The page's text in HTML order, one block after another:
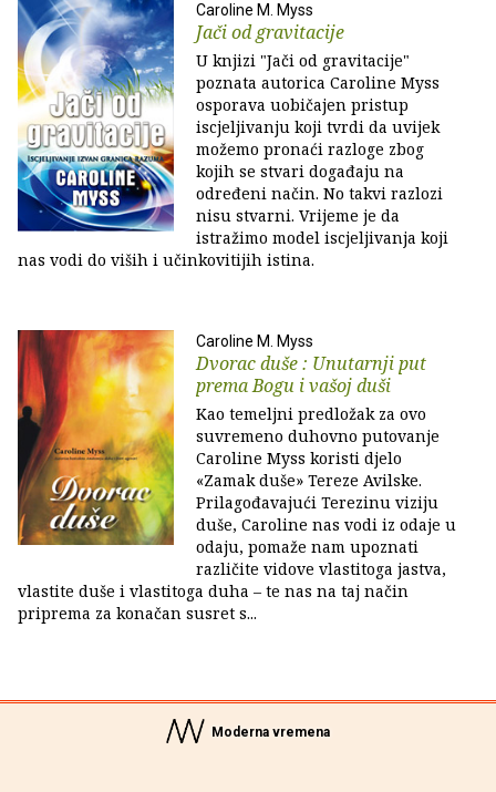
Caroline M. Myss
Jači od gravitacije
U knjizi "Jači od gravitacije"
poznata autorica Caroline Myss
osporava uobičajen pristup
iscjeljivanju koji tvrdi da uvijek
možemo pronaći razloge zbog
kojih se stvari događaju na
određeni način. No takvi razlozi
nisu stvarni. Vrijeme je da
istražimo model iscjeljivanja koji
nas vodi do viših i učinkovitijih istina.
Caroline M. Myss
Dvorac duše : Unutarnji put
prema Bogu i vašoj duši
Kao temeljni predložak za ovo
suvremeno duhovno putovanje
Caroline Myss koristi djelo
«Zamak duše» Tereze Avilske.
Prilagođavajući Terezinu viziju
duše, Caroline nas vodi iz odaje u
odaju, pomaže nam upoznati
različite vidove vlastitoga jastva,
vlastite duše i vlastitoga duha – te nas na taj način
priprema za konačan susret s...
Moderna vremena